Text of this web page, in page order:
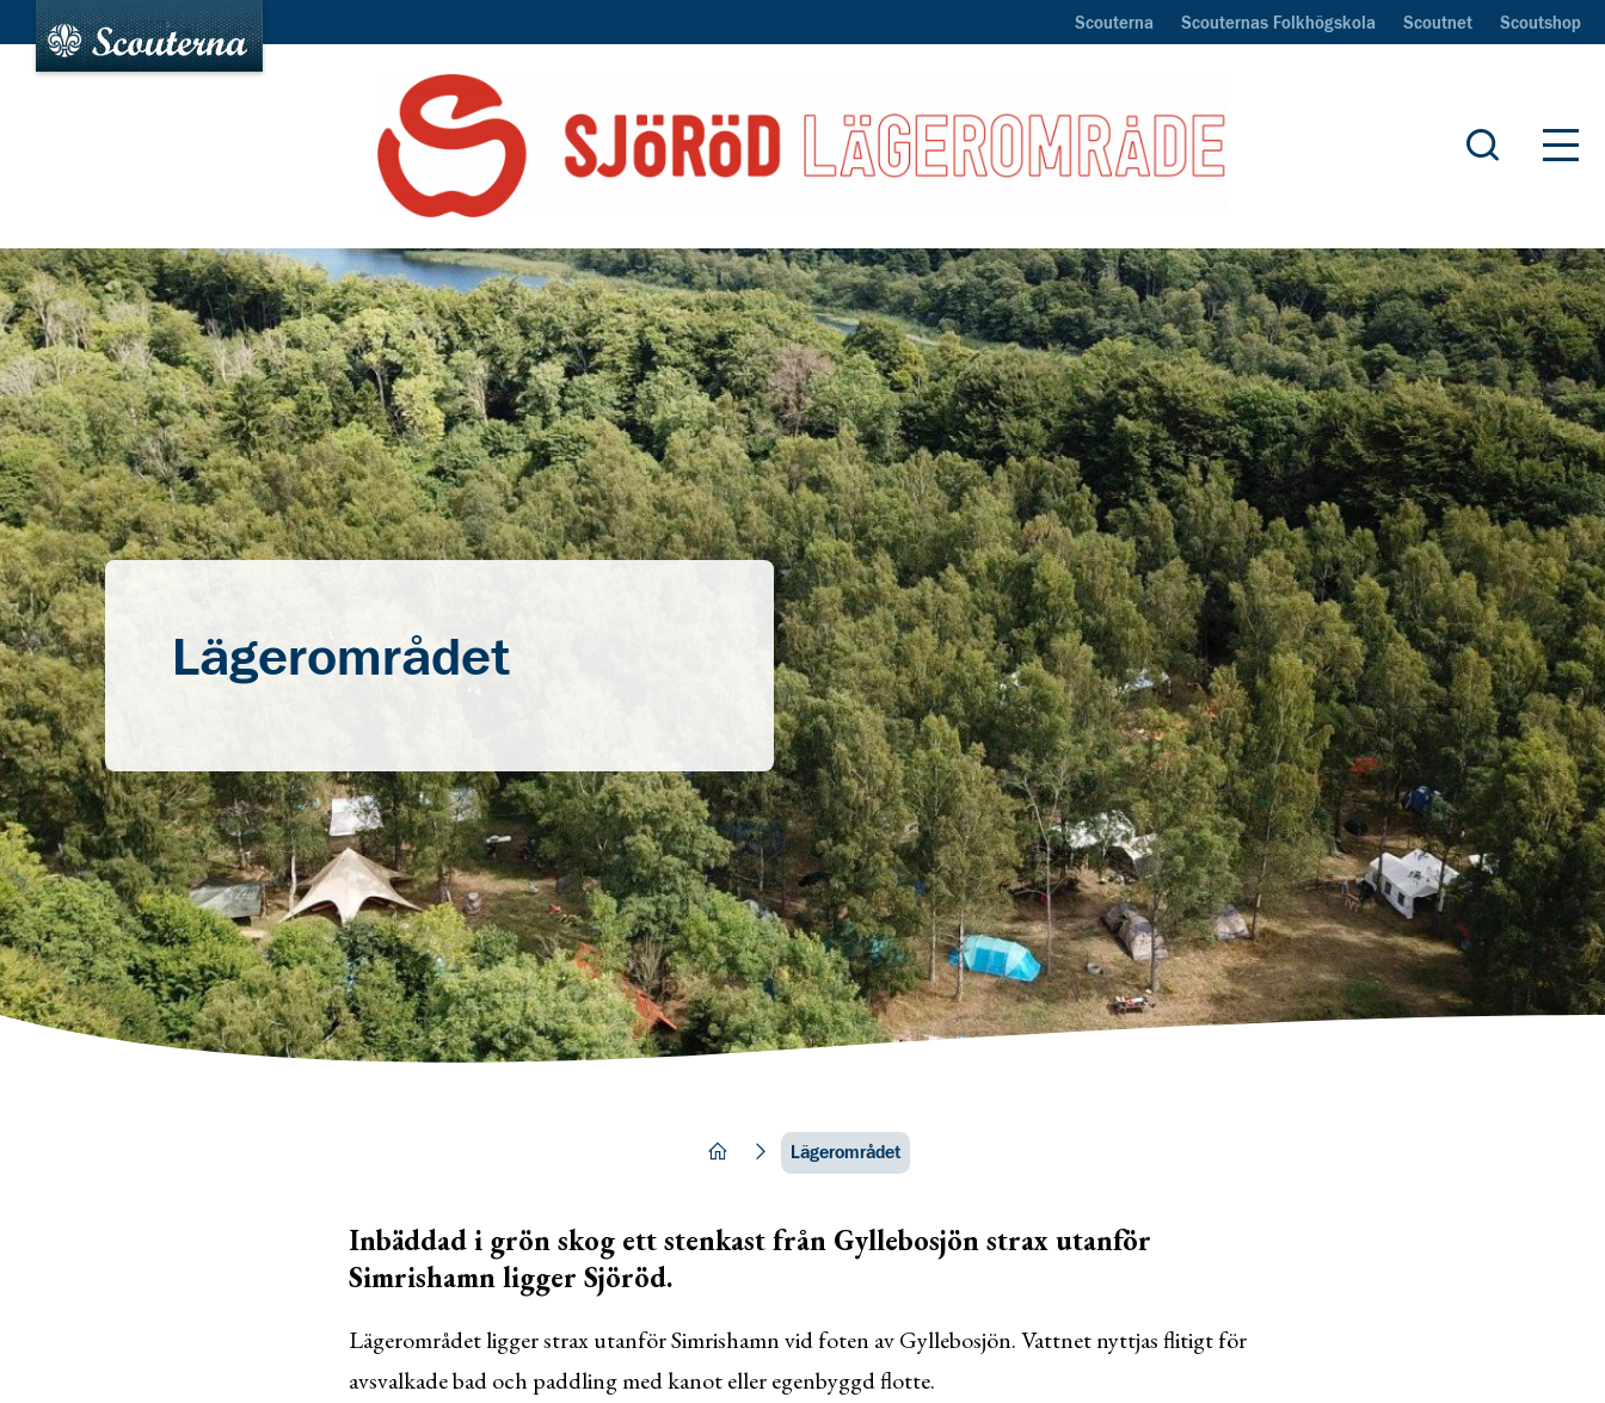
Scouterna Scouternas Folkhögskola Scoutnet Scoutshop
Öppna
Lägerområdet
hem Lägerområdet
Inbäddad i grön skog ett stenkast från Gyllebosjön strax utanför
Simrishamn ligger Sjöröd.
Lägerområdet ligger strax utanför Simrishamn vid foten av Gyllebosjön. Vattnet nyttjas flitigt för
avsvalkade bad och paddling med kanot eller egenbyggd flotte.